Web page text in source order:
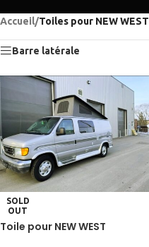
Accueil/Toiles pour NEW WEST
Barre latérale
SOLD
OUT
Toile pour NEW WEST